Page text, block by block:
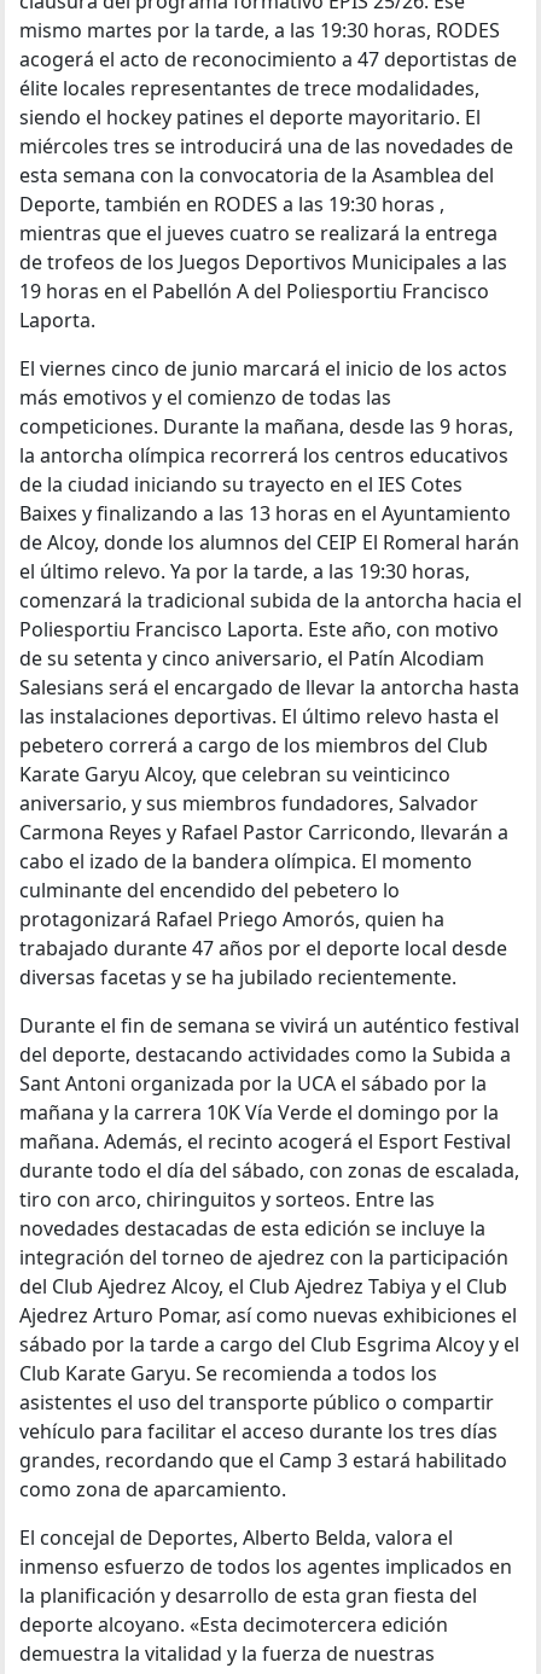
mismo martes por la tarde, a las 19:30 horas, RODES
acogerá el acto de reconocimiento a 47 deportistas de
élite locales representantes de trece modalidades,
siendo el hockey patines el deporte mayoritario. El
miércoles tres se introducirá una de las novedades de
esta semana con la convocatoria de la Asamblea del
Deporte, también en RODES a las 19:30 horas ,
mientras que el jueves cuatro se realizará la entrega
de trofeos de los Juegos Deportivos Municipales a las
19 horas en el Pabellón A del Poliesportiu Francisco
Laporta.
El viernes cinco de junio marcará el inicio de los actos
más emotivos y el comienzo de todas las
competiciones. Durante la mañana, desde las 9 horas,
la antorcha olímpica recorrerá los centros educativos
de la ciudad iniciando su trayecto en el IES Cotes
Baixes y finalizando a las 13 horas en el Ayuntamiento
de Alcoy, donde los alumnos del CEIP El Romeral harán
el último relevo. Ya por la tarde, a las 19:30 horas,
comenzará la tradicional subida de la antorcha hacia el
Poliesportiu Francisco Laporta. Este año, con motivo
de su setenta y cinco aniversario, el Patín Alcodiam
Salesians será el encargado de llevar la antorcha hasta
las instalaciones deportivas. El último relevo hasta el
pebetero correrá a cargo de los miembros del Club
Karate Garyu Alcoy, que celebran su veinticinco
aniversario, y sus miembros fundadores, Salvador
Carmona Reyes y Rafael Pastor Carricondo, llevarán a
cabo el izado de la bandera olímpica. El momento
culminante del encendido del pebetero lo
protagonizará Rafael Priego Amorós, quien ha
trabajado durante 47 años por el deporte local desde
diversas facetas y se ha jubilado recientemente.
Durante el fin de semana se vivirá un auténtico festival
del deporte, destacando actividades como la Subida a
Sant Antoni organizada por la UCA el sábado por la
mañana y la carrera 10K Vía Verde el domingo por la
mañana. Además, el recinto acogerá el Esport Festival
durante todo el día del sábado, con zonas de escalada,
tiro con arco, chiringuitos y sorteos. Entre las
novedades destacadas de esta edición se incluye la
integración del torneo de ajedrez con la participación
del Club Ajedrez Alcoy, el Club Ajedrez Tabiya y el Club
Ajedrez Arturo Pomar, así como nuevas exhibiciones el
sábado por la tarde a cargo del Club Esgrima Alcoy y el
Club Karate Garyu. Se recomienda a todos los
asistentes el uso del transporte público o compartir
vehículo para facilitar el acceso durante los tres días
grandes, recordando que el Camp 3 estará habilitado
como zona de aparcamiento.
El concejal de Deportes, Alberto Belda, valora el
inmenso esfuerzo de todos los agentes implicados en
la planificación y desarrollo de esta gran fiesta del
deporte alcoyano. «Esta decimotercera edición
demuestra la vitalidad y la fuerza de nuestras